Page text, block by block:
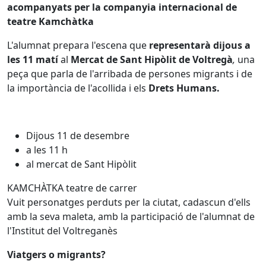
acompanyats per la companyia internacional de
teatre Kamchàtka
L'alumnat prepara l'escena que representarà dijous a
les 11 matíal Mercat de Sant Hipòlit de Voltregà, una
peça que parla de l'arribada de persones migrants i de
la importància de l'acollida i els Drets Humans.
Dijous 11 de desembre
a les 11 h
al mercat de Sant Hipòlit
KAMCHÀTKA teatre de carrer
Vuit personatges perduts per la ciutat, cadascun d'ells
amb la seva maleta, amb la participació de l'alumnat de
l'Institut del Voltreganès
Viatgers o migrants?